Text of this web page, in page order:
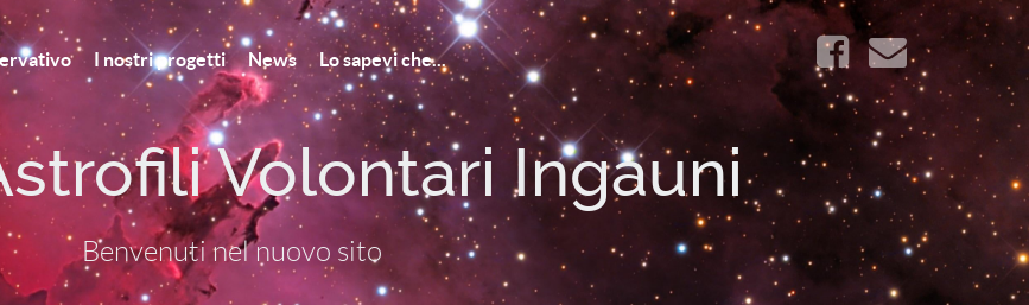
I nostri progetti News Lo sapevi che...
Volontari Ingauni
Benvenuti nel nuovo sito